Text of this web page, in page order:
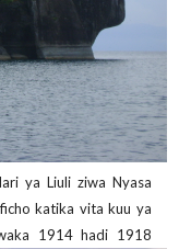
ya Liuli ziwa Nyasa
katika vita kuu ya
1914 hadi 1918